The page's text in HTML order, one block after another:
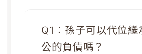
Q1：孫子可以代位繼
公的負債嗎？